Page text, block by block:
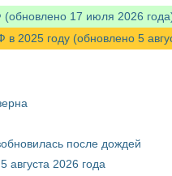
17 июля 2026
году (обновлено 5
после дождей
августа 2026 года